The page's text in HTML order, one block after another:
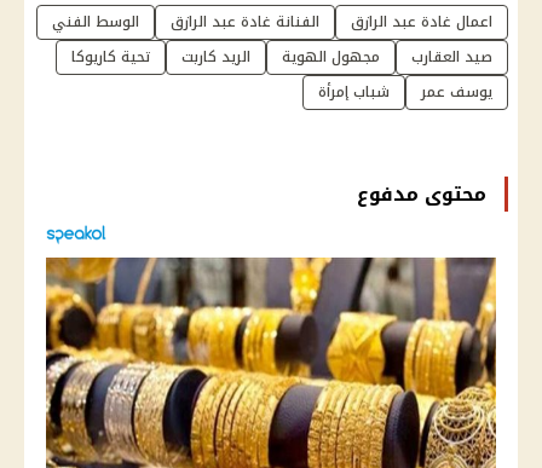
اعمال غادة عبد الرازق الفنانة غادة عبد الرازق
الوسط الفني
صيد العقارب
مجهول الهوية الريد كاربت
تحية كاريوكا
يوسف عمر
شباب إمرأة
محتوى مدفوع